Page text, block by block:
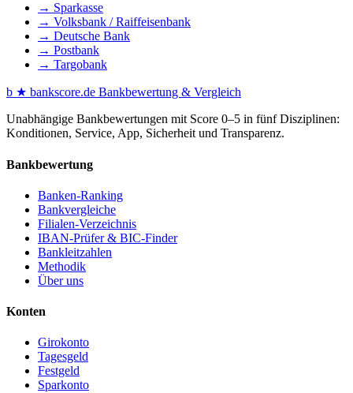
→ Sparkasse
→ Volksbank / Raiffeisenbank
→ Deutsche Bank
→ Postbank
→ Targobank
b ★ bankscore.de Bankbewertung & Vergleich
Unabhängige Bankbewertungen mit Score 0–5 in fünf Disziplinen:
Konditionen, Service, App, Sicherheit und Transparenz.
Bankbewertung
Banken-Ranking
Bankvergleiche
Filialen-Verzeichnis
IBAN-Prüfer & BIC-Finder
Bankleitzahlen
Methodik
Über uns
Konten
Girokonto
Tagesgeld
Festgeld
Sparkonto